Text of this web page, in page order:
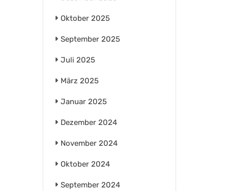
Oktober 2025
September 2025
Juli 2025
März 2025
Januar 2025
Dezember 2024
November 2024
Oktober 2024
September 2024